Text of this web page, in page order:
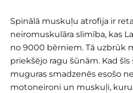
Spinālā muskuļu atrofija ir
neiromuskulāra slimība, kas
no 9000 bērniem. Tā uzbrūk
priekšējo ragu šūnām. Kad
muguras smadzenēs esošo
motoneironi un muskuļi,